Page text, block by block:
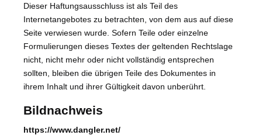
Dieser Haftungsausschluss ist als Teil des
Internetangebotes zu betrachten, von dem aus auf diese
Seite verwiesen wurde. Sofern Teile oder einzelne
Formulierungen dieses Textes der geltenden Rechtslage
nicht, nicht mehr oder nicht vollständig entsprechen
sollten, bleiben die übrigen Teile des Dokumentes in
ihrem Inhalt und ihrer Gültigkeit davon unberührt.
Bildnachweis
https://www.dangler.net/